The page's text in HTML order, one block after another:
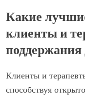
Какие
клиенты и
поддержания
Клиенты и
способствуя